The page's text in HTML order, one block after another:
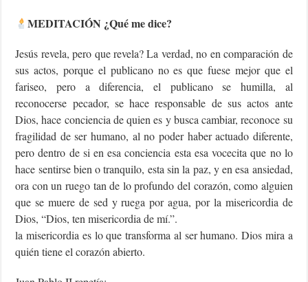
MEDITACIÓN ¿Qué me dice?
Jesús revela, pero que revela? La verdad, no en comparación de
sus actos, porque el publicano no es que fuese mejor que el
fariseo, pero a diferencia, el publicano se humilla, al
reconocerse pecador, se hace responsable de sus actos ante
Dios, hace conciencia de quien es y busca cambiar, reconoce su
fragilidad de ser humano, al no poder haber actuado diferente,
pero dentro de si en esa conciencia esta esa vocecita que no lo
hace sentirse bien o tranquilo, esta sin la paz, y en esa ansiedad,
ora con un ruego tan de lo profundo del corazón, como alguien
que se muere de sed y ruega por agua, por la misericordia de
Dios, “Dios, ten misericordia de mí.”.
la misericordia es lo que transforma al ser humano. Dios mira a
quién tiene el corazón abierto.